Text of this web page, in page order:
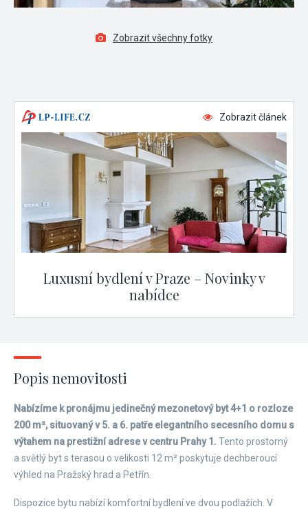
Zobrazit všechny fotky
Zobrazit článek
Luxusní bydlení v Praze – Novinky v
nabídce
Popis nemovitosti
Nabízíme k pronájmu jedinečný mezonetový byt 4+1 o rozloze
200 m², situovaný v 5. a 6. patře elegantního secesního domu s
výtahem na prestižní adrese v centru Prahy 1. Tento prostorný
a světlý byt s terasou o velikosti 12 m² poskytuje dechberoucí
výhled na Pražský hrad a Petřín.
Dispozice bytu nabízí komfortní bydlení ve dvou podlažích. V